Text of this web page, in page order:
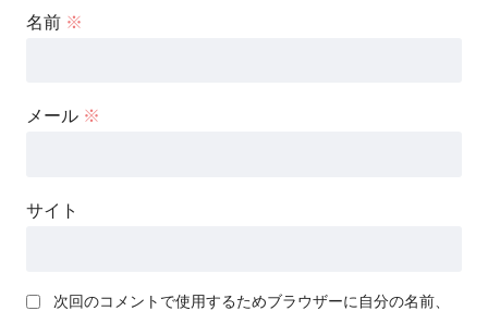
名前 ※
メール ※
サイト
次回のコメントで使用するためブラウザーに自分の名前、